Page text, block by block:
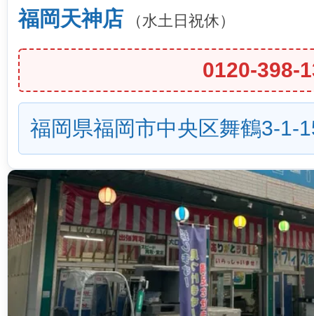
福岡天神店 （水土日祝休）
0120-398-
福岡県福岡市中央区舞鶴3-1-